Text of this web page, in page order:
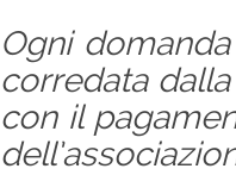
Ogni
corredata
con il